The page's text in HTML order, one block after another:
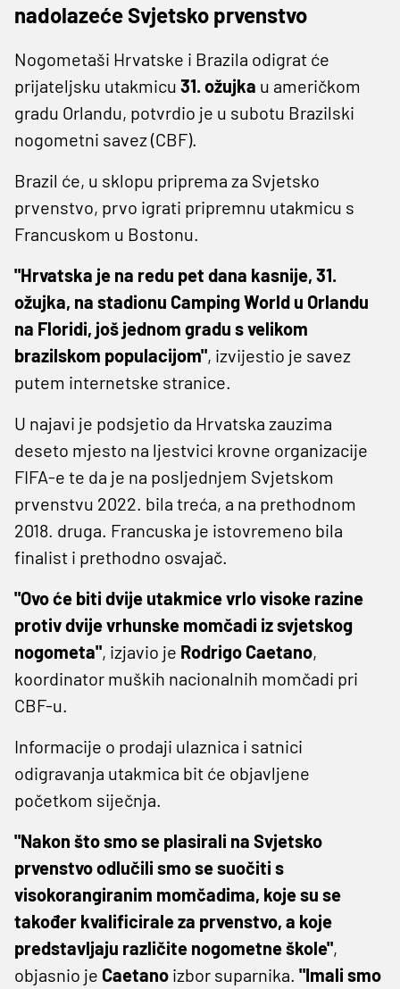
nadolazeće Svjetsko prvenstvo
Nogometaši Hrvatske i Brazila odigrat će
prijateljsku utakmicu 31. ožujka u američkom
gradu Orlandu, potvrdio je u subotu Brazilski
nogometni savez (CBF).
Brazil će, u sklopu priprema za Svjetsko
prvenstvo, prvo igrati pripremnu utakmicu s
Francuskom u Bostonu.
"Hrvatska je na redu pet dana kasnije, 31.
ožujka, na stadionu Camping World u Orlandu
na Floridi, još jednom gradu s velikom
brazilskom populacijom", izvijestio je savez
putem internetske stranice.
U najavi je podsjetio da Hrvatska zauzima
deseto mjesto na ljestvici krovne organizacije
FIFA-e te da je na posljednjem Svjetskom
prvenstvu 2022. bila treća, a na prethodnom
2018. druga. Francuska je istovremeno bila
finalist i prethodno osvajač.
"Ovo će biti dvije utakmice vrlo visoke razine
protiv dvije vrhunske momčadi iz svjetskog
nogometa", izjavio je Rodrigo Caetano,
koordinator muških nacionalnih momčadi pri
CBF-u.
Informacije o prodaji ulaznica i satnici
odigravanja utakmica bit će objavljene
početkom siječnja.
"Nakon što smo se plasirali na Svjetsko
prvenstvo odlučili smo se suočiti s
visokorangiranim momčadima, koje su se
također kvalificirale za prvenstvo, a koje
predstavljaju različite nogometne škole",
objasnio je Caetano izbor suparnika. "Imali smo